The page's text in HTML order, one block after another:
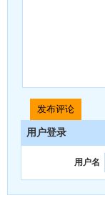
用户登录
用户名